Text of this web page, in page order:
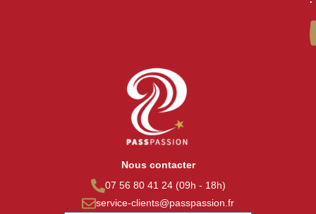
Nous contacter
07 56 80 41 24 (09h - 18h)
service-clients@passpassion.fr